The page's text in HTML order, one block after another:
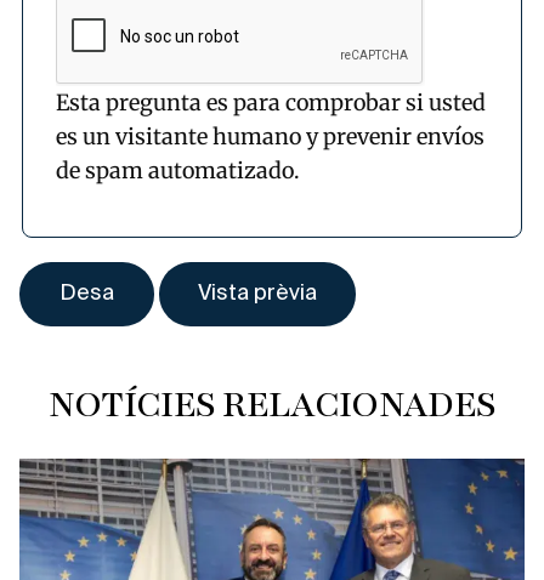
Esta pregunta es para comprobar si usted
es un visitante humano y prevenir envíos
de spam automatizado.
NOTÍCIES RELACIONADES